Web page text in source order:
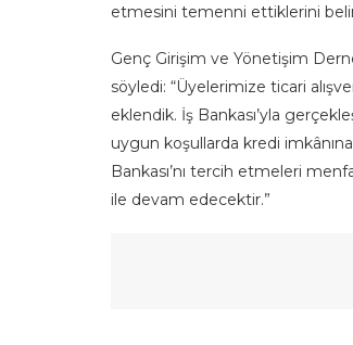
etmesini temenni ettiklerini
Genç Girişim ve Yönetişim
söyledi: “Üyelerimize ticari
eklendik. İş Bankası’yla
uygun koşullarda kredi
Bankası’nı tercih etmeleri
ile devam edecektir.”